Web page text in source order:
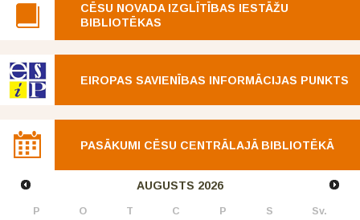
CĒSU NOVADA IZGLĪTĪBAS IESTĀŽU
BIBLIOTĒKAS
EIROPAS SAVIENĪBAS INFORMĀCIJAS PUNKTS
PASĀKUMI CĒSU CENTRĀLAJĀ BIBLIOTĒKĀ
AUGUSTS 2026
P O T C P S Sv.